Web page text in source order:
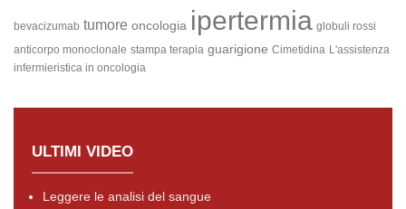
bevacizumab tumore oncologia ipertermia globuli rossi
anticorpo monoclonale stampa terapia guarigione Cimetidina L'assistenza
infermieristica in oncologia
ULTIMI VIDEO
Leggere le analisi del sangue